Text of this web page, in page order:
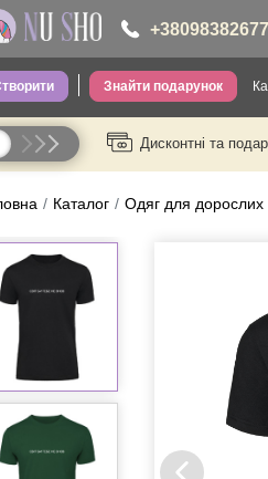
Знайти подарунок
Дисконтні та
+380983826776
----
Каталог Одяг для дорослих